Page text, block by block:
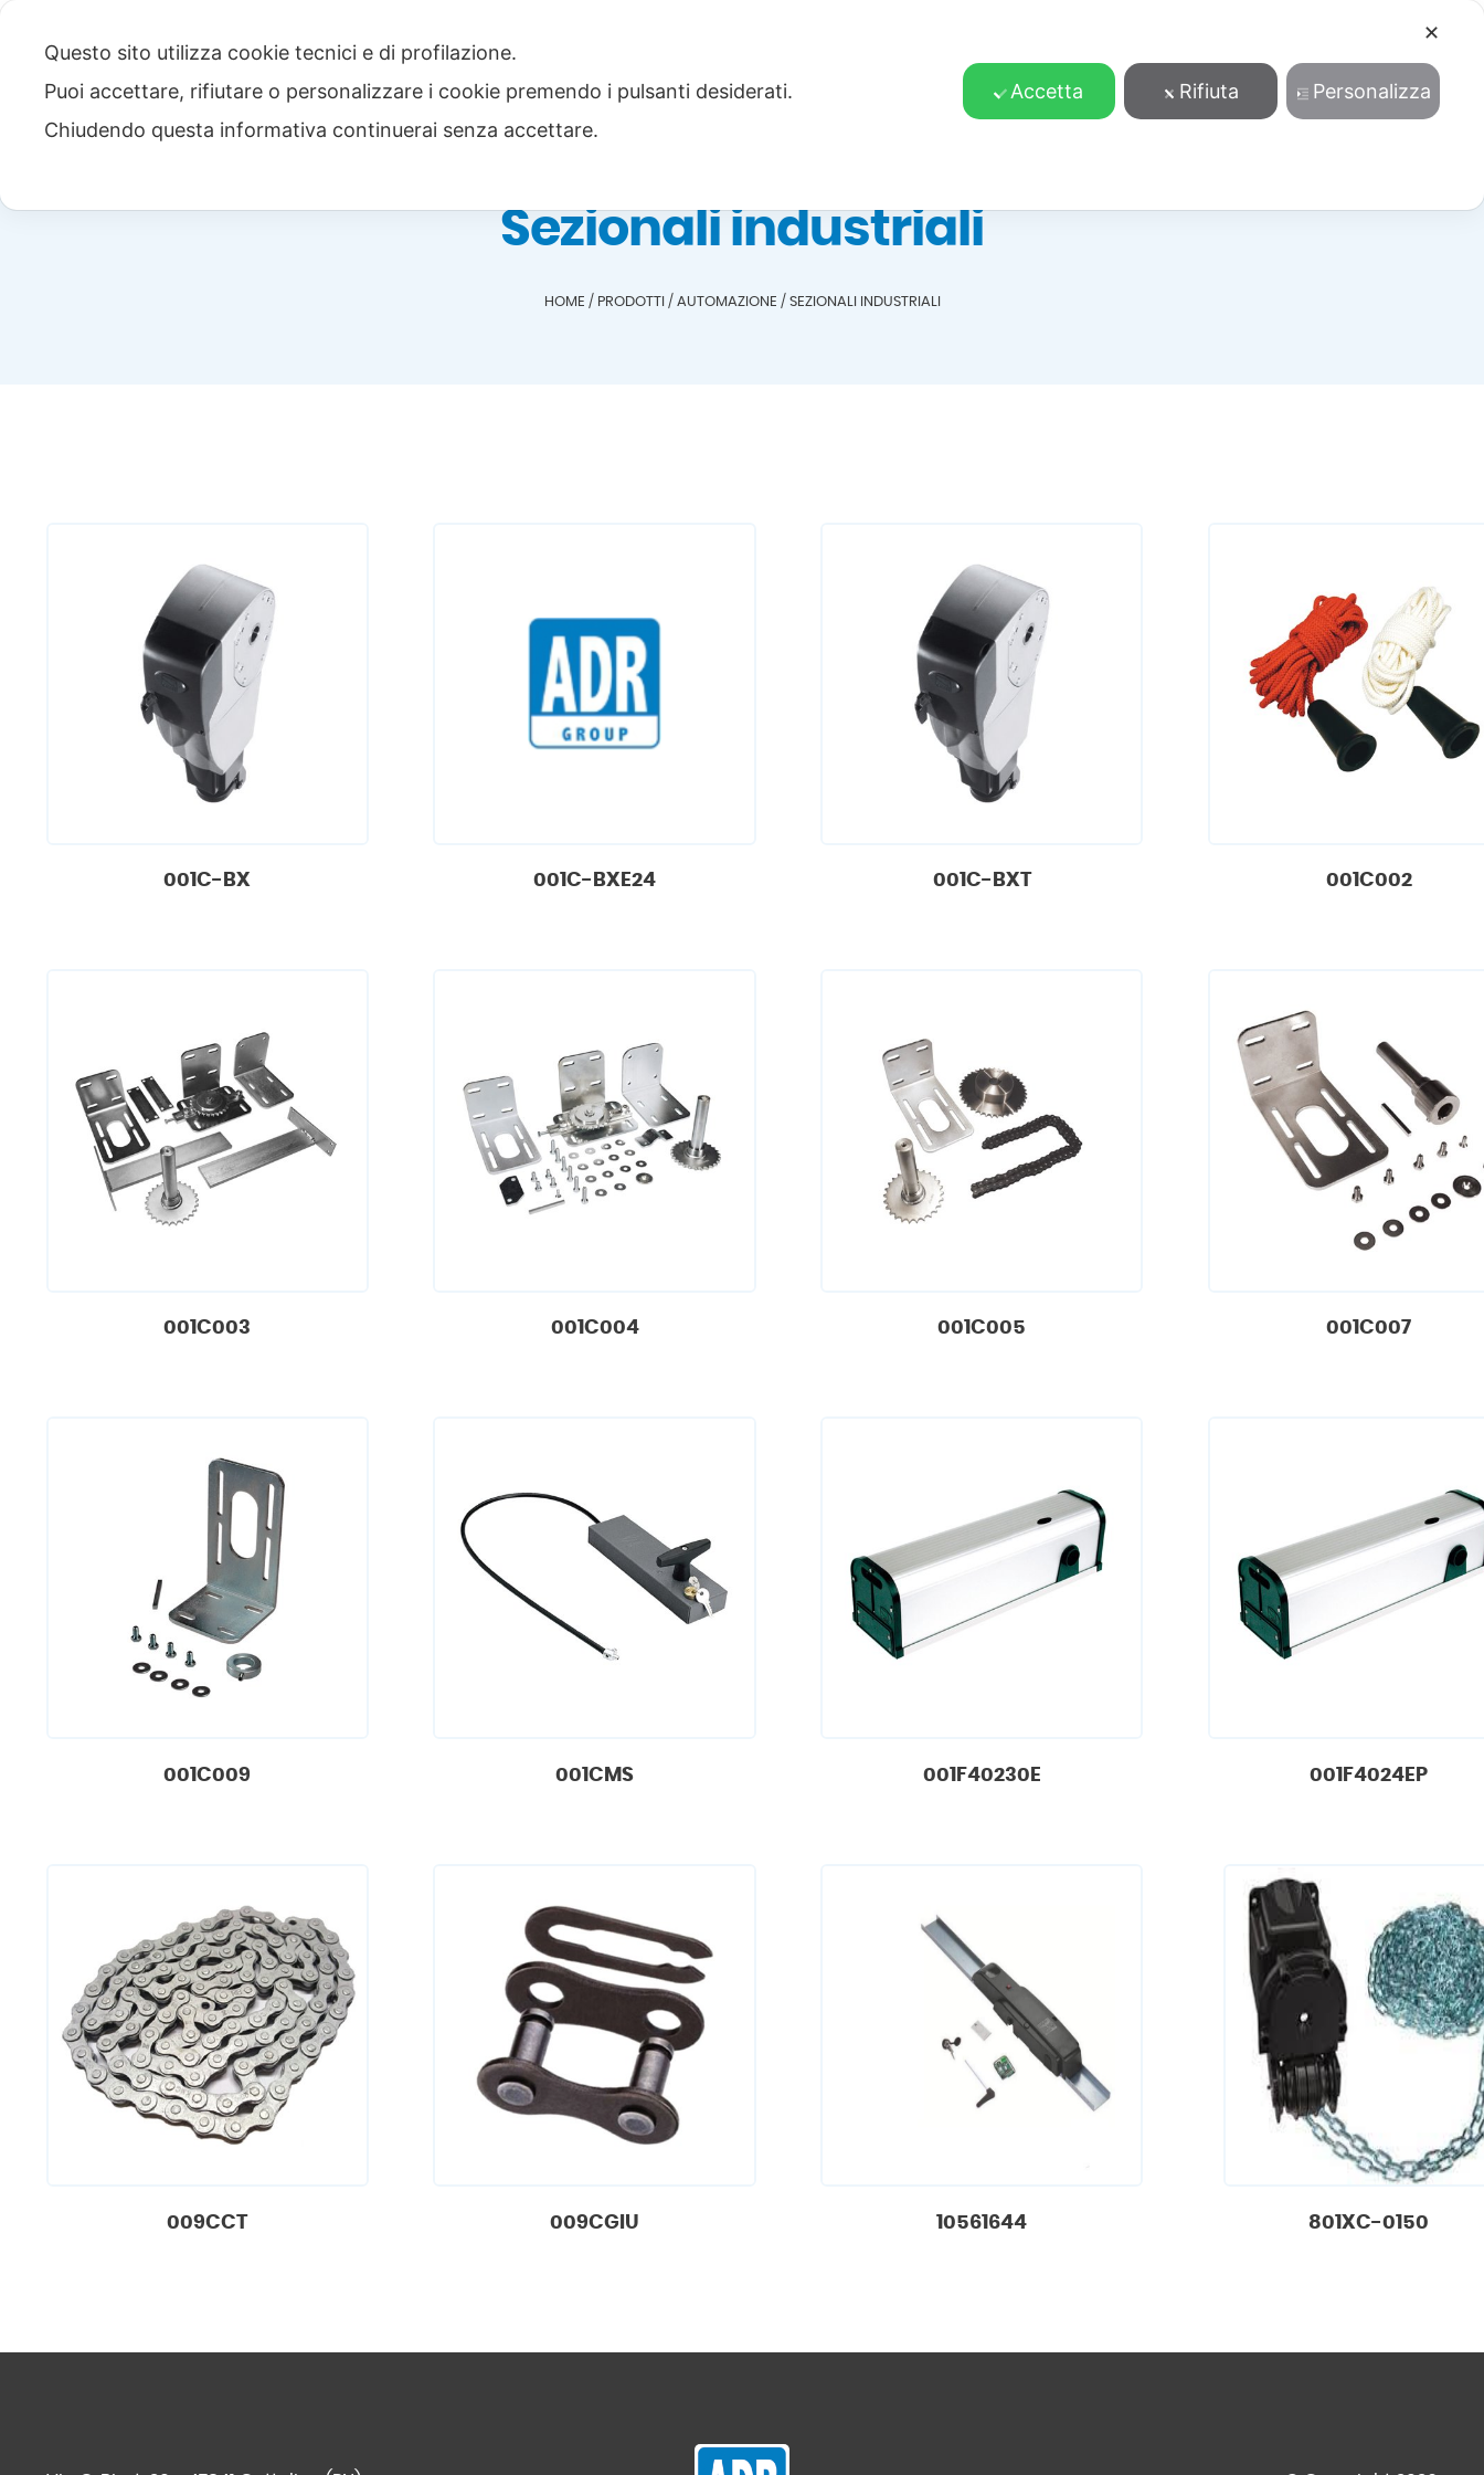
Download Cosa facciamo Contatti Accedi/Registrati
Sezionali industriali
HOME / PRODOTTI / AUTOMAZIONE / SEZIONALI INDUSTRIALI
001C-BX 001C-BXE24 001C-BXT 001C002
001C003 001C004 001C005 001C007
001C009 001CMS 001F40230E 001F4024EP
009CCT 009CGIU 10561644 801XC-0150
✕
Questo sito utilizza cookie tecnici e di profilazione.
Puoi accettare, rifiutare o personalizzare i cookie premendo i pulsanti desiderati.
Chiudendo questa informativa continuerai senza accettare.
Accetta Rifiuta Personalizza